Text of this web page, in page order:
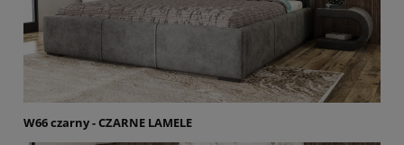
W66 czarny - CZARNE LAMELE